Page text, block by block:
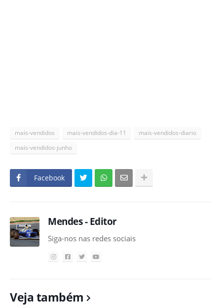
mais-vendidos mais-vendidos-dia-11
mais-vendidos-diario
mais-vendidos-junho
Facebook
Mendes - Editor
Siga-nos nas redes sociais
Veja também